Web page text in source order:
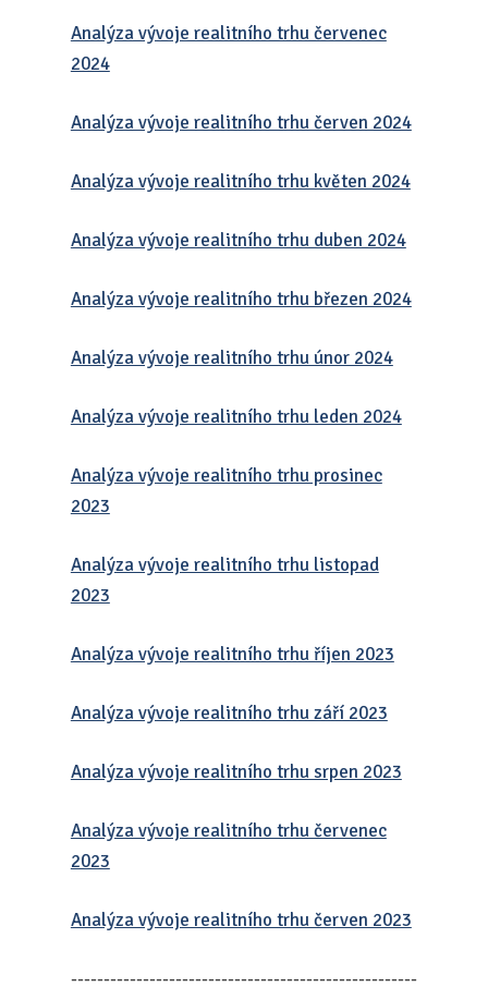
Analýza vývoje realitního trhu červenec
2024
Analýza vývoje realitního trhu červen 2024
Analýza vývoje realitního trhu květen 2024
Analýza vývoje realitního trhu duben 2024
Analýza vývoje realitního trhu březen 2024
Analýza vývoje realitního trhu únor 2024
Analýza vývoje realitního trhu leden 2024
Analýza vývoje realitního trhu prosinec
2023
Analýza vývoje realitního trhu listopad
2023
Analýza vývoje realitního trhu říjen 2023
Analýza vývoje realitního trhu září 2023
Analýza vývoje realitního trhu srpen 2023
Analýza vývoje realitního trhu červenec
2023
Analýza vývoje realitního trhu červen 2023
-----------------------------------------------------